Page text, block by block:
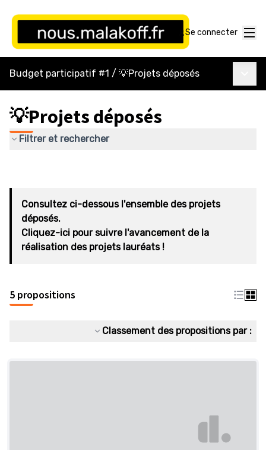
Se connecter
Budget participatif #1 / 💡Projets déposés
💡Projets déposés
Filtrer et rechercher
Consultez ci-dessous l'ensemble des projets
déposés.
Cliquez-ici pour suivre l'avancement de la
réalisation des projets lauréats !
5 propositions
Classement des propositions par :